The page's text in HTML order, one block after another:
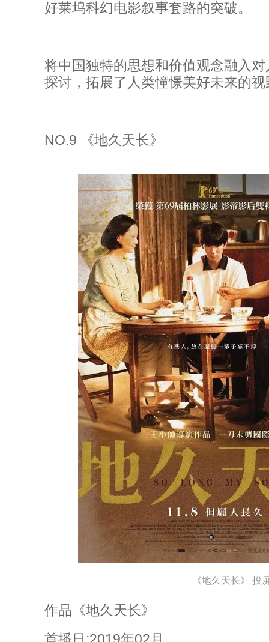
好莱坞科幻电影叙事套路的突破。
将中国独特的思想和价值观念融入
探讨，拓展了人类憧憬美好未来的视
NO.9 《地久天长》
《地久天长》 投
作品《地久天长》